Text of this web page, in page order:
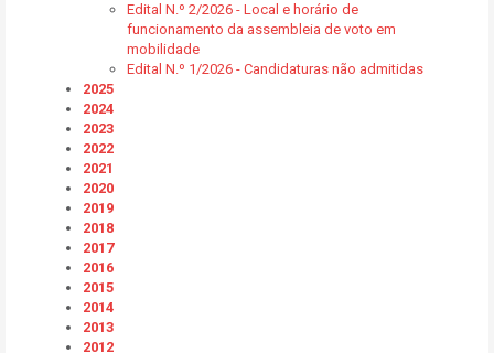
Edital N.º 2/2026 - Local e horário de
funcionamento da assembleia de voto em
mobilidade
Edital N.º 1/2026 - Candidaturas não admitidas
2025
2024
2023
2022
2021
2020
2019
2018
2017
2016
2015
2014
2013
2012